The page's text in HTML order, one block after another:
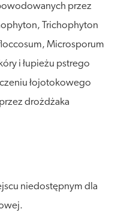
przez
Trichophyton
Microsporum
i łupieżu pstrego
łojotokowego
drożdżaka
niedostępnym dla